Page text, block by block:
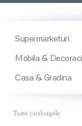
Supermarketuri
Mobila &
Casa & Gradina
Toate cataloagele